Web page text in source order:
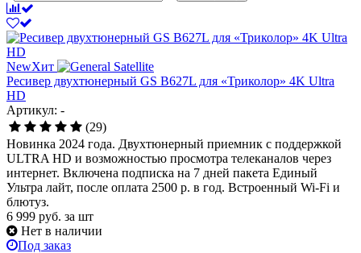
NewХит
Ресивер двухтюнерный GS B627L для «Триколор» 4K Ultra
HD
Артикул: -
(29)
Новинка 2024 года. Двухтюнерный приемник с поддержкой
ULTRA HD и возможностью просмотра телеканалов через
интернет. Включена подписка на 7 дней пакета Единый
Ультра лайт, после оплата 2500 р. в год. Встроенный Wi-Fi и
блютуз.
6 999 руб. за шт
Нет в наличии
Под заказ